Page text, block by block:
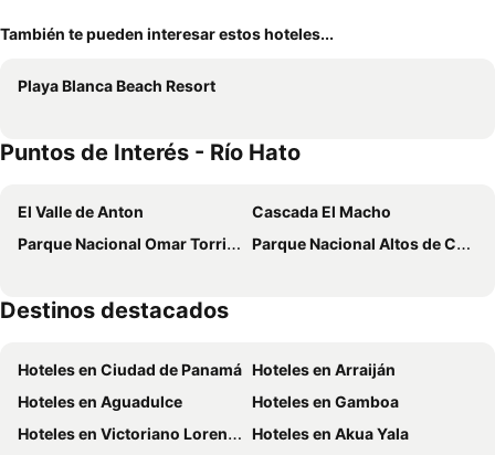
También te pueden interesar estos hoteles...
Playa Blanca Beach Resort
Puntos de Interés - Río Hato
El Valle de Anton
Cascada El Macho
Parque Nacional Omar Torrijos
Parque Nacional Altos de Campana
Destinos destacados
Hoteles en Ciudad de Panamá Hoteles en Arraiján
Hoteles en Aguadulce
Hoteles en Gamboa
Hoteles en Victoriano Lorenzo
Hoteles en Akua Yala